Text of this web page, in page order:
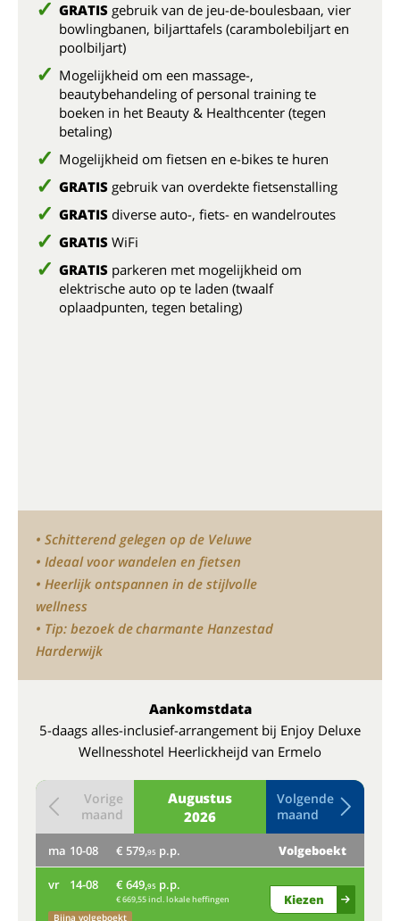
GRATIS gebruik van de jeu-de-boulesbaan, vier
bowlingbanen, biljarttafels (carambolebiljart en
poolbiljart)
Mogelijkheid om een massage-,
beautybehandeling of personal training te
boeken in het Beauty & Healthcenter (tegen
betaling)
Mogelijkheid om fietsen en e-bikes te huren
GRATIS gebruik van overdekte fietsenstalling
GRATIS diverse auto-, fiets- en wandelroutes
GRATIS WiFi
GRATIS parkeren met mogelijkheid om
elektrische auto op te laden (twaalf
oplaadpunten, tegen betaling)
• Schitterend gelegen op de Veluwe
• Ideaal voor wandelen en fietsen
• Heerlijk ontspannen in de stijlvolle
wellness
• Tip: bezoek de charmante Hanzestad
Harderwijk
Aankomstdata
5-daags alles-inclusief-arrangement bij Enjoy Deluxe
Wellnesshotel Heerlickheijd van Ermelo
Augustus
2026
Vorige
maand
Volgende
maand
ma 10-08 € 579,95 p.p. Volgeboekt
vr 14-08 € 649,95 p.p.
€ 669,55 incl. lokale heffingen
Bijna volgeboekt
Kiezen